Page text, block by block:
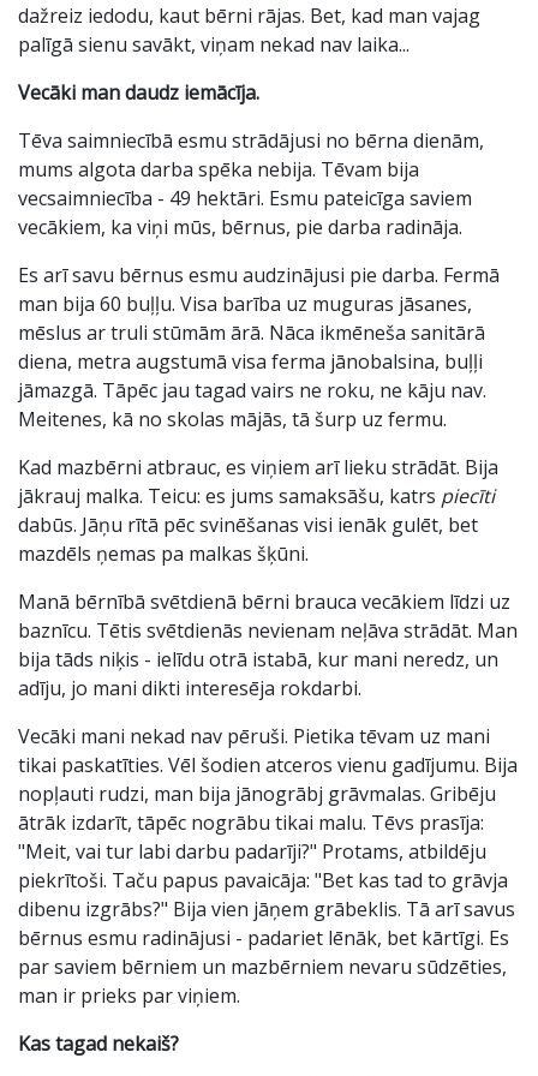
dažreiz iedodu, kaut bērni rājas. Bet, kad man vajag
palīgā sienu savākt, viņam nekad nav laika...
Vecāki man daudz iemācīja.
Tēva saimniecībā esmu strādājusi no bērna dienām,
mums algota darba spēka nebija. Tēvam bija
vecsaimniecība - 49 hektāri. Esmu pateicīga saviem
vecākiem, ka viņi mūs, bērnus, pie darba radināja.
Es arī savu bērnus esmu audzinājusi pie darba. Fermā
man bija 60 buļļu. Visa barība uz muguras jāsanes,
mēslus ar truli stūmām ārā. Nāca ikmēneša sanitārā
diena, metra augstumā visa ferma jānobalsina, buļļi
jāmazgā. Tāpēc jau tagad vairs ne roku, ne kāju nav.
Meitenes, kā no skolas mājās, tā šurp uz fermu.
Kad mazbērni atbrauc, es viņiem arī lieku strādāt. Bija
jākrauj malka. Teicu: es jums samaksāšu, katrs piecīti
dabūs. Jāņu rītā pēc svinēšanas visi ienāk gulēt, bet
mazdēls ņemas pa malkas šķūni.
Manā bērnībā svētdienā bērni brauca vecākiem līdzi uz
baznīcu. Tētis svētdienās nevienam neļāva strādāt. Man
bija tāds niķis - ielīdu otrā istabā, kur mani neredz, un
adīju, jo mani dikti interesēja rokdarbi.
Vecāki mani nekad nav pēruši. Pietika tēvam uz mani
tikai paskatīties. Vēl šodien atceros vienu gadījumu. Bija
nopļauti rudzi, man bija jānogrābj grāvmalas. Gribēju
ātrāk izdarīt, tāpēc nogrābu tikai malu. Tēvs prasīja:
"Meit, vai tur labi darbu padarīji?" Protams, atbildēju
piekrītoši. Taču papus pavaicāja: "Bet kas tad to grāvja
dibenu izgrābs?" Bija vien jāņem grābeklis. Tā arī savus
bērnus esmu radinājusi - padariet lēnāk, bet kārtīgi. Es
par saviem bērniem un mazbērniem nevaru sūdzēties,
man ir prieks par viņiem.
Kas tagad nekaiš?